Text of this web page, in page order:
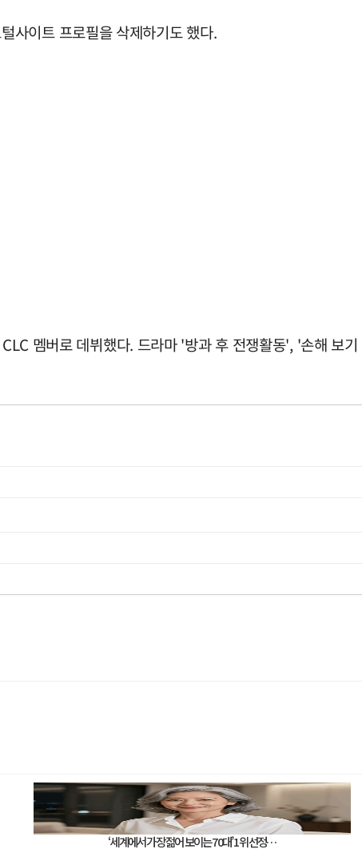
사이트 프로필을 삭제하기도 했다.
멤버로 데뷔했다. 드라마 '방과 후 전쟁활동', '손해 보